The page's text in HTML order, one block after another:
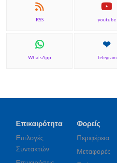
RSS youtube
WhatsApp Telegram
Επικαιρότητα
Επιλογές
Συντακτών
Φορείς
Περιφέρεια
Μεταφορές